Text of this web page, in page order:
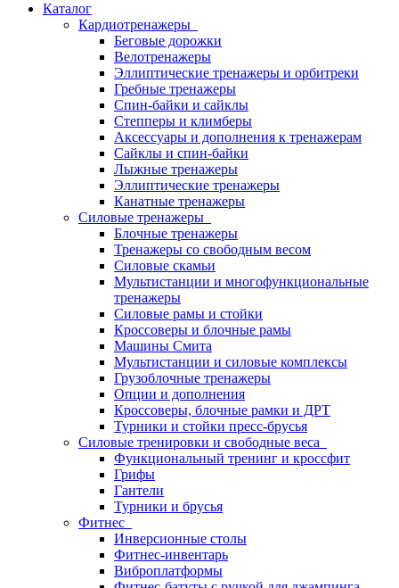
Каталог
Кардиотренажеры
Беговые дорожки
Велотренажеры
Эллиптические тренажеры и орбитреки
Гребные тренажеры
Спин-байки и сайклы
Степперы и климберы
Аксессуары и дополнения к тренажерам
Сайклы и спин-байки
Лыжные тренажеры
Эллиптические тренажеры
Канатные тренажеры
Силовые тренажеры
Блочные тренажеры
Тренажеры со свободным весом
Силовые скамьи
Мультистанции и многофункциональные
тренажеры
Силовые рамы и стойки
Кроссоверы и блочные рамы
Машины Смита
Мультистанции и силовые комплексы
Грузоблочные тренажеры
Опции и дополнения
Кроссоверы, блочные рамки и ДРТ
Турники и стойки пресс-брусья
Силовые тренировки и свободные веса
Функциональный тренинг и кроссфит
Грифы
Гантели
Турники и брусья
Фитнес
Инверсионные столы
Фитнес-инвентарь
Виброплатформы